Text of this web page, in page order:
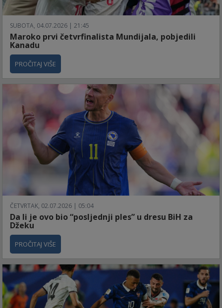
SUBOTA, 04.07.2026 | 21:45
Maroko prvi četvrfinalista Mundijala, pobjedili
Kanadu
PROČITAJ VIŠE
ČETVRTAK, 02.07.2026 | 05:04
Da li je ovo bio “posljednji ples” u dresu BiH za
Džeku
PROČITAJ VIŠE